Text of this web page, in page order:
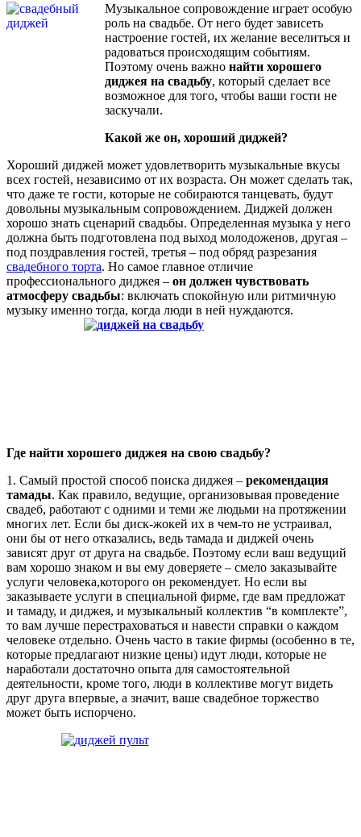
Музыкальное сопровождение играет особую
роль на свадьбе. От него будет зависеть
настроение гостей, их желание веселиться и
радоваться происходящим событиям.
Поэтому очень важно найти хорошего
диджея на свадьбу, который сделает все
возможное для того, чтобы ваши гости не
заскучали.
Какой же он, хороший диджей?
Хороший диджей может удовлетворить музыкальные вкусы
всех гостей, независимо от их возраста. Он может сделать так,
что даже те гости, которые не собираются танцевать, будут
довольны музыкальным сопровождением. Диджей должен
хорошо знать сценарий свадьбы. Определенная музыка у него
должна быть подготовлена под выход молодоженов, другая –
под поздравления гостей, третья – под обряд разрезания
свадебного торта. Но самое главное отличие
профессионального диджея – он должен чувствовать
атмосферу свадьбы: включать спокойную или ритмичную
музыку именно тогда, когда люди в ней нуждаются.
Где найти хорошего диджея на свою свадьбу?
1. Самый простой способ поиска диджея – рекомендация
тамады. Как правило, ведущие, организовывая проведение
свадеб, работают с одними и теми же людьми на протяжении
многих лет. Если бы диск-жокей их в чем-то не устраивал,
они бы от него отказались, ведь тамада и диджей очень
зависят друг от друга на свадьбе. Поэтому если ваш ведущий
вам хорошо знаком и вы ему доверяете – смело заказывайте
услуги человека,которого он рекомендует. Но если вы
заказываете услуги в специальной фирме, где вам предложат
и тамаду, и диджея, и музыкальный коллектив “в комплекте”,
то вам лучше перестраховаться и навести справки о каждом
человеке отдельно. Очень часто в такие фирмы (особенно в те,
которые предлагают низкие цены) идут люди, которые не
наработали достаточно опыта для самостоятельной
деятельности, кроме того, люди в коллективе могут видеть
друг друга впервые, а значит, ваше свадебное торжество
может быть испорчено.